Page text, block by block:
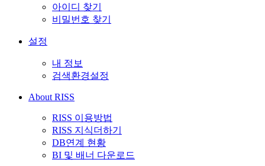
아이디 찾기
비밀번호 찾기
설정
내 정보
검색환경설정
About RISS
RISS 이용방법
RISS 지식더하기
DB연계 현황
BI 및 배너 다운로드